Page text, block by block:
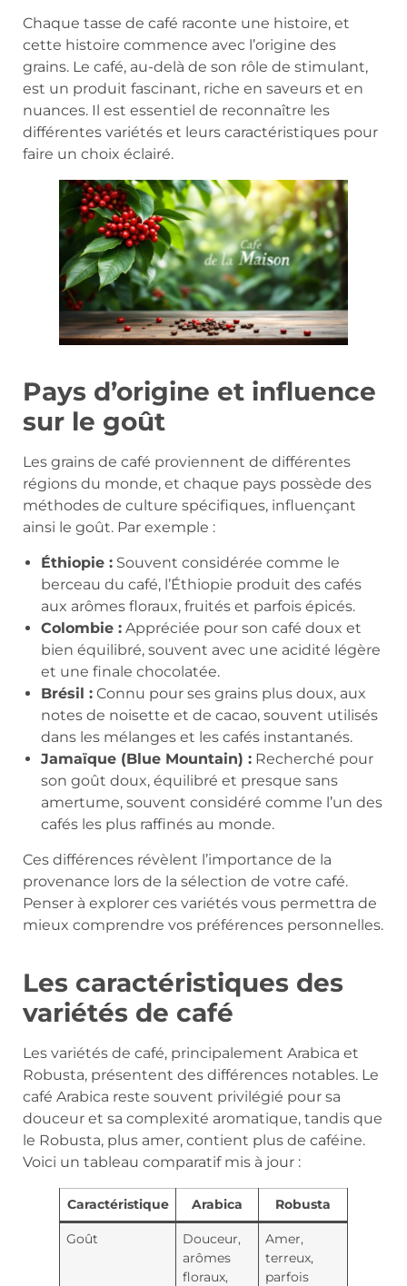
Chaque tasse de café raconte une histoire, et
cette histoire commence avec l’origine des
grains. Le café, au-delà de son rôle de stimulant,
est un produit fascinant, riche en saveurs et en
nuances. Il est essentiel de reconnaître les
différentes variétés et leurs caractéristiques pour
faire un choix éclairé.
Pays d’origine et influence
sur le goût
Les grains de café proviennent de différentes
régions du monde, et chaque pays possède des
méthodes de culture spécifiques, influençant
ainsi le goût. Par exemple :
Éthiopie : Souvent considérée comme le
berceau du café, l’Éthiopie produit des cafés
aux arômes floraux, fruités et parfois épicés.
Colombie : Appréciée pour son café doux et
bien équilibré, souvent avec une acidité légère
et une finale chocolatée.
Brésil : Connu pour ses grains plus doux, aux
notes de noisette et de cacao, souvent utilisés
dans les mélanges et les cafés instantanés.
Jamaïque (Blue Mountain) : Recherché pour
son goût doux, équilibré et presque sans
amertume, souvent considéré comme l’un des
cafés les plus raffinés au monde.
Ces différences révèlent l’importance de la
provenance lors de la sélection de votre café.
Penser à explorer ces variétés vous permettra de
mieux comprendre vos préférences personnelles.
Les caractéristiques des
variétés de café
Les variétés de café, principalement Arabica et
Robusta, présentent des différences notables. Le
café Arabica reste souvent privilégié pour sa
douceur et sa complexité aromatique, tandis que
le Robusta, plus amer, contient plus de caféine.
Voici un tableau comparatif mis à jour :
Caractéristique Arabica Robusta
Goût
Douceur,
arômes
floraux,
Amer,
terreux,
parfois